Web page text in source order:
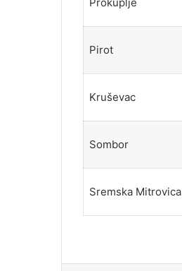
Pirot
Kruševac
Sombor
Sremska Mitrovica